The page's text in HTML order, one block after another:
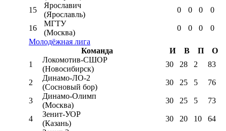
15
Ярославич
(Ярославль)
0 0 0 0
16
МГТУ
(Москва)
0 0 0
0
Молодёжная лига
Команда
И В П
О
1
Локомотив-CШОР
(Новосибирск)
30 28 2 83
2
Динамо-ЛО-2
(Сосновый бор)
30 25 5 76
3
Динамо-Олимп
(Москва)
30 25 5 73
4
Зенит-УОР
(Казань)
30 20 10 64